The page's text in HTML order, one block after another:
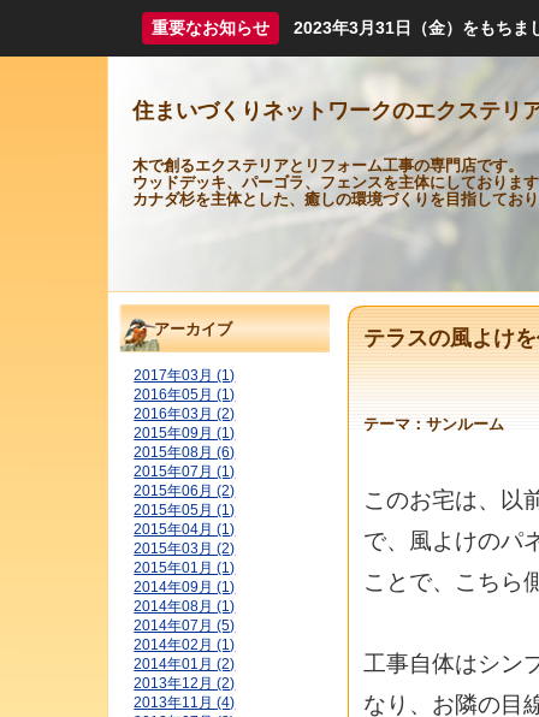
重要なお知らせ 2023年3月31日（金）をもちま
住まいづくりネットワークのエクステリ
木で創るエクステリアとリフォーム工事の専門店です。
ウッドデッキ、パーゴラ、フェンスを主体にしておりま
カナダ杉を主体とした、癒しの環境づくりを目指してお
テラスの風よけ
テーマ： サンルーム
このお宅は、以
で、風よけのパ
ことで、こちら
工事自体はシン
なり、お隣の目
アーカイブ
2017年03月 (1)
2016年05月 (1)
2016年03月 (2)
2015年09月 (1)
2015年08月 (6)
2015年07月 (1)
2015年06月 (2)
2015年05月 (1)
2015年04月 (1)
2015年03月 (2)
2015年01月 (1)
2014年09月 (1)
2014年08月 (1)
2014年07月 (5)
2014年02月 (1)
2014年01月 (2)
2013年12月 (2)
2013年11月 (4)